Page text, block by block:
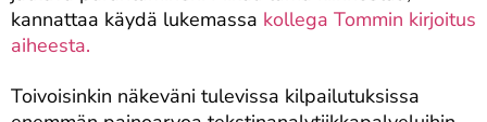
kannattaa käydä lukemassa kollega Tommin kirjoitus
aiheesta.
Toivoisinkin näkeväni tulevissa kilpailutuksissa